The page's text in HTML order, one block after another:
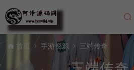
首页 手游资源 三端传奇